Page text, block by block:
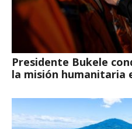
Presidente Bukele
la misión humanitaria